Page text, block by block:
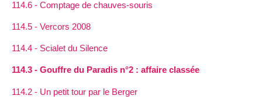
114.6 - Comptage de chauves-souris
114.5 - Vercors 2008
114.4 - Scialet du Silence
114.3 - Gouffre du Paradis n°2 : affaire classée
114.2 - Un petit tour par le Berger